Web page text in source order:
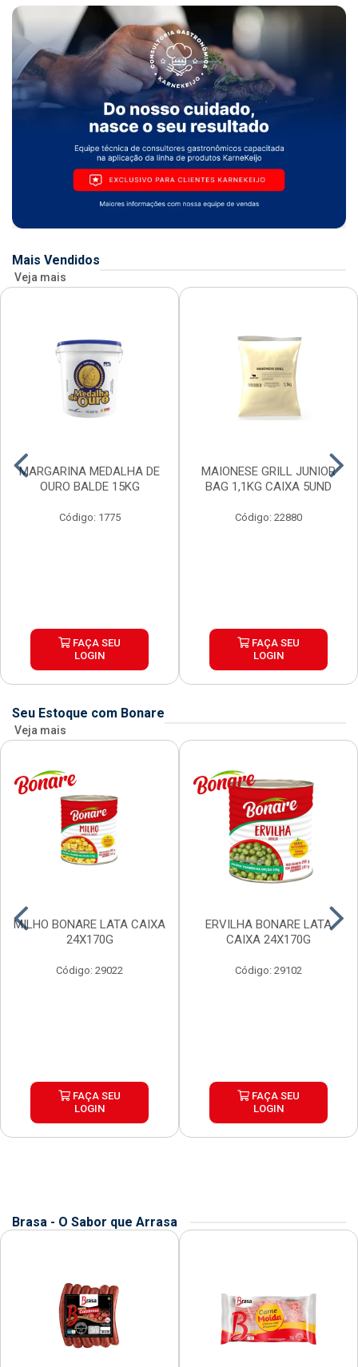
Mais Vendidos
Veja mais
MARGARINA MEDALHA DE
OURO BALDE 15KG
Código: 1775
FAÇA SEU
LOGIN
MAIONESE GRILL JUNIOR
BAG 1,1KG CAIXA 5UND
Código: 22880
FAÇA SEU
LOGIN
Seu Estoque com Bonare
Veja mais
MILHO BONARE LATA CAIXA
24X170G
Código: 29022
FAÇA SEU
LOGIN
ERVILHA BONARE LATA
CAIXA 24X170G
Código: 29102
FAÇA SEU
LOGIN
Brasa - O Sabor que Arrasa